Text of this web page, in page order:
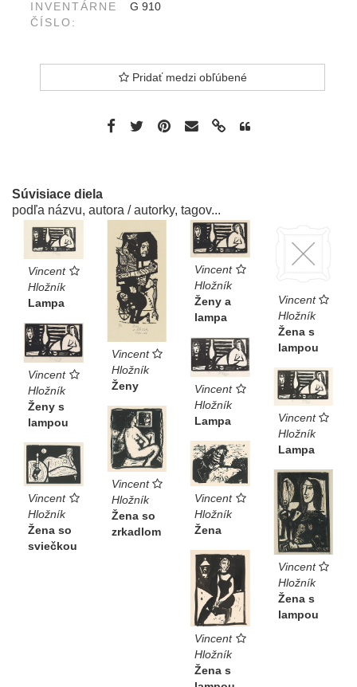
INVENTÁRNE
ČÍSLO:
G 910
Pridať medzi obľúbené
Súvisiace diela
podľa názvu, autora / autorky, tagov...
Vincent
Hložník
Lampa
Vincent
Hložník
Ženy
Vincent
Hložník
Ženy a
lampa
Vincent
Hložník
Žena s
lampou
Vincent
Hložník
Ženy s
lampou
Vincent
Hložník
Lampa
Vincent
Hložník
Lampa
Vincent
Hložník
Žena so
zrkadlom
Vincent
Hložník
Žena
Vincent
Hložník
Žena so
sviečkou
Vincent
Hložník
Žena s
lampou
Vincent
Hložník
Žena s